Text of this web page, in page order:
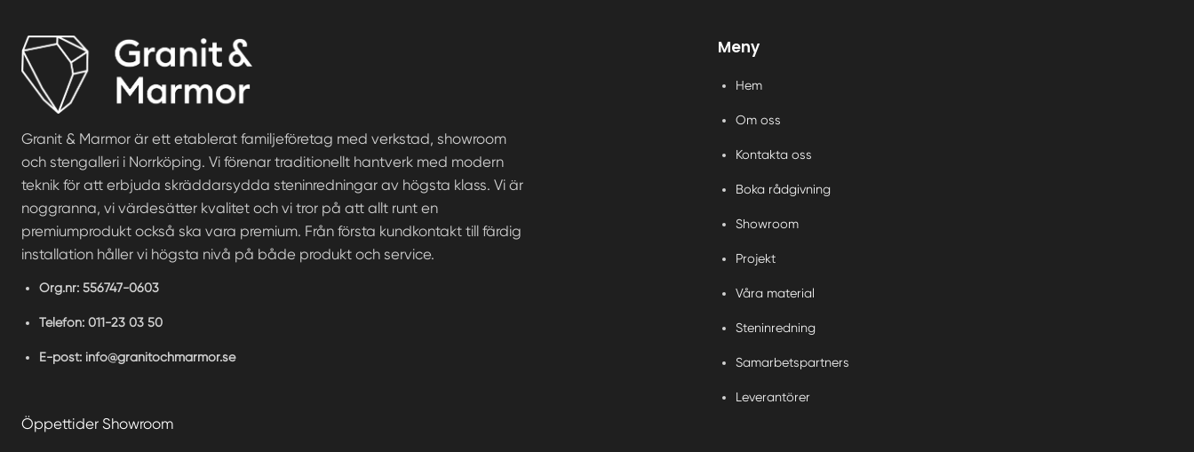
Granit & Marmor är ett etablerat familjeföretag med verkstad, showroom
och stengalleri i Norrköping. Vi förenar traditionellt hantverk med modern
teknik för att erbjuda skräddarsydda steninredningar av högsta klass. Vi är
noggranna, vi värdesätter kvalitet och vi tror på att allt runt en
premiumprodukt också ska vara premium. Från första kundkontakt till färdig
installation håller vi högsta nivå på både produkt och service.
Org.nr: 556747-0603
Telefon: 011-23 03 50
E-post: info@granitochmarmor.se
Öppettider Showroom
Meny
Hem
Om oss
Kontakta oss
Boka rådgivning
Showroom
Projekt
Våra material
Steninredning
Samarbetspartners
Leverantörer